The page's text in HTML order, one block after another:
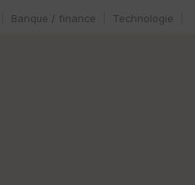
Technologie
Banque / finance